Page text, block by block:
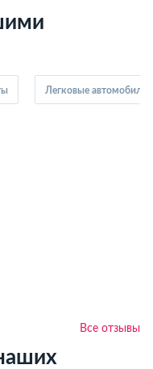
Легковые автомобили
Все отзывы